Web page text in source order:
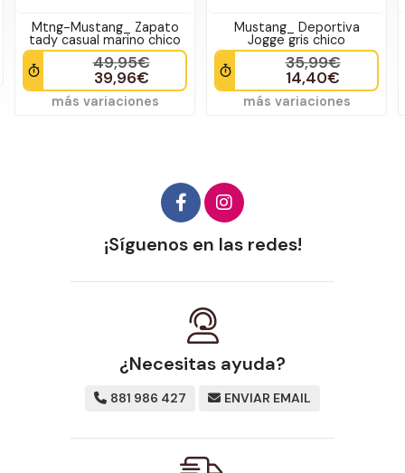
Mtng-Mustang_ Zapato
tady casual marino chico
49,95€
39,96€
más variaciones
Mustang_ Deportiva
Jogge gris chico
35,99€
14,40€
más variaciones
¡Síguenos en las redes!
¿Necesitas ayuda?
881 986 427 ENVIAR EMAIL